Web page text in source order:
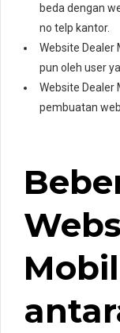
beda dengan
no telp kantor.
Website Dealer
pun oleh user
Website Dealer
pembuatan